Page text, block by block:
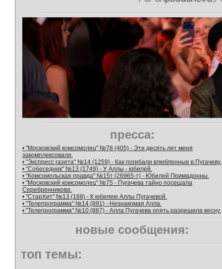
пресса:
• "Московский комсомолец" №78 (405) - Эти десять лет меня
закомплексовали.
• "Экспресс газета" №14 (1259) - Как погибали влюбленные в Пугачеву.
• "Собеседник" №13 (1749) - У Аллы - юбилей.
• "Комсомольская правда" №15т (26965-т) - Юбилей Примадонны.
• "Московский комсомолец" №75 - Пугачева тайно посещала
Серебренникова.
• "СтарХит" №13 (168) - К юбилею Аллы Пугачевой.
• "Телепрограмма" №14 (891) - Незнакомая Алла.
• "Телепрограмма" №10 (887) - Алла Пугачева опять разрешила весну.
новые сообщения:
топ темы: